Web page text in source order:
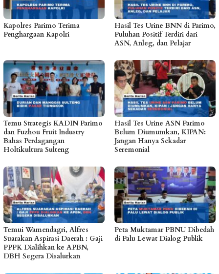
Kapolres Parimo Terima
Penghargaan Kapolri
Hasil Tes Urine BNN di Parimo,
Puluhan Positif Terdiri dari
ASN, Anleg, dan Pelajar
Temu Strategis KADIN Parimo
dan Fuzhou Fruit Industry
Bahas Perdagangan
Holtikultura Sulteng
Hasil Tes Urine ASN Parimo
Belum Diumumkan, KIPAN:
Jangan Hanya Sekadar
Seremonial
Temui Wamendagri, Alfres
Suarakan Aspirasi Daerah : Gaji
PPPK Dialihkan ke APBN,
DBH Segera Disalurkan
Peta Muktamar PBNU Dibedah
di Palu Lewat Dialog Publik